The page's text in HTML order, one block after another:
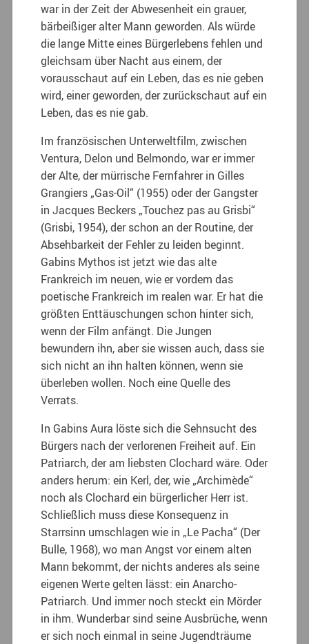
war in der Zeit der Abwesenheit ein grauer,
bärbeißiger alter Mann geworden. Als würde
die lange Mitte eines Bürgerlebens fehlen und
gleichsam über Nacht aus einem, der
vorausschaut auf ein Leben, das es nie geben
wird, einer geworden, der zurückschaut auf ein
Leben, das es nie gab.
Im französischen Unterweltfilm, zwischen
Ventura, Delon und Belmondo, war er immer
der Alte, der mürrische Fernfahrer in Gilles
Grangiers „Gas-Oil“ (1955) oder der Gangster
in Jacques Beckers „Touchez pas au Grisbi“
(Grisbi, 1954), der schon an der Routine, der
Absehbarkeit der Fehler zu leiden beginnt.
Gabins Mythos ist jetzt wie das alte
Frankreich im neuen, wie er vordem das
poetische Frankreich im realen war. Er hat die
größten Enttäuschungen schon hinter sich,
wenn der Film anfängt. Die Jungen
bewundern ihn, aber sie wissen auch, dass sie
sich nicht an ihn halten können, wenn sie
überleben wollen. Noch eine Quelle des
Verrats.
In Gabins Aura löste sich die Sehnsucht des
Bürgers nach der verlorenen Freiheit auf. Ein
Patriarch, der am liebsten Clochard wäre. Oder
anders herum: ein Kerl, der, wie „Archimède“
noch als Clochard ein bürgerlicher Herr ist.
Schließlich muss diese Konsequenz in
Starrsinn umschlagen wie in „Le Pacha“ (Der
Bulle, 1968), wo man Angst vor einem alten
Mann bekommt, der nichts anderes als seine
eigenen Werte gelten lässt: ein Anarcho-
Patriarch. Und immer noch steckt ein Mörder
in ihm. Wunderbar sind seine Ausbrüche, wenn
er sich noch einmal in seine Jugendträume